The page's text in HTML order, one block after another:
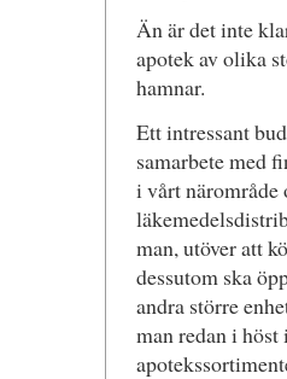
Än är det inte
apotek av olika
hamnar.
Ett intressant
samarbete med
i vårt närområde
man, utöver att
dessutom ska
andra större
man redan i